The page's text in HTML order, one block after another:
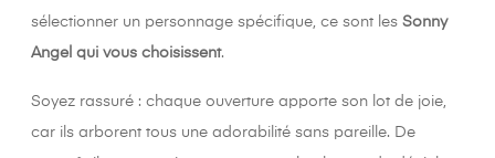
sélectionner un personnage spécifique, ce sont les Sonny
Angel qui vous choisissent.
Soyez rassuré : chaque ouverture apporte son lot de joie,
car ils arborent tous une adorabilité sans pareille. De